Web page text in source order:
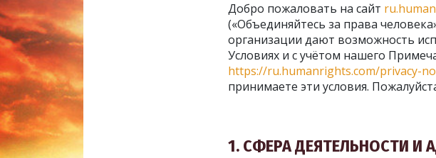
Добро пожаловать на сайт
(«Объединяйтесь за права
организации дают возможность
Условиях и с учётом нашего
https://ru.humanrights.com/privacy-
принимаете эти условия.
1. СФЕРА ДЕЯТЕЛЬНОСТИ И